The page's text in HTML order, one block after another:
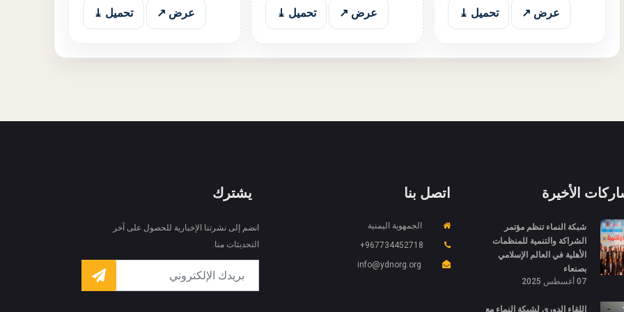
عرض ↗ تحميل ⤓ عرض ↗ تحميل ⤓ عرض ↗ تحميل ⤓
الأخيرة
شبكة النماء تنظم مؤتمر
الشراكة والتنمية للمنظمات
الأهلية في العالم الإسلامي
بصنعاء
07 أغسطس 2025
اللقاء الدوري لشبكة النماء مع
اتصل بنا
الجمهوية اليمنية
967734452718+
info@ydnorg.org
يشترك
انضم إلى نشرتنا الإخبارية للحصول على آخر
التحديثات منا.